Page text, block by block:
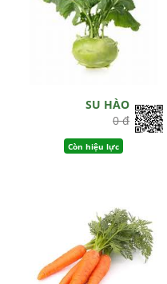
SU HÀO
0 đ
Còn hiệu lực